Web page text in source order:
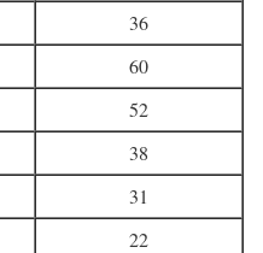
36
60
52
38
31
22